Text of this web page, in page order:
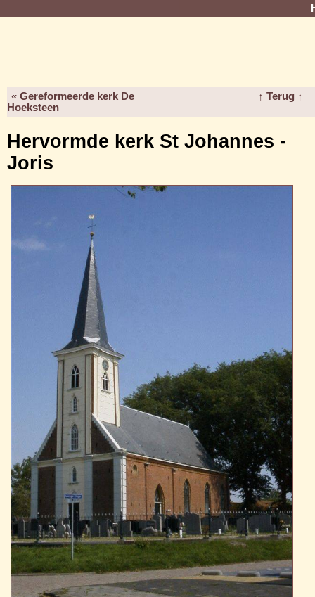
« Gereformeerde kerk De
Hoeksteen
↑ Terug ↑
Hervormde kerk St Johannes -
Joris